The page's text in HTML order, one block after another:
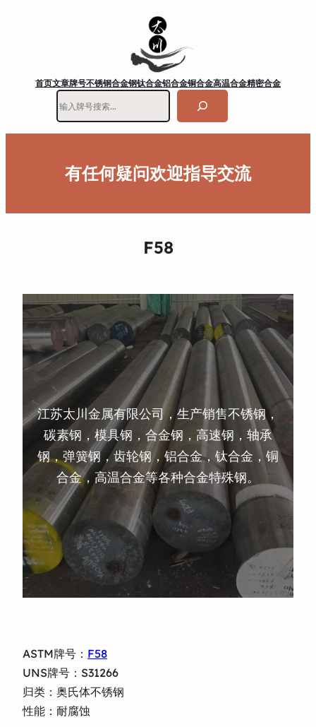
首页文章牌号不锈钢合金钢钛合金铝合金铜合金高温合金精密合金
有任何疑问欢迎指导交流
F58
江苏太川金属有限公司，生产销售不锈钢，
碳素钢，模具钢，合金钢，高速钢，轴承
钢，弹簧钢，齿轮钢，铝合金，钛合金，铜
合金，高温合金等各种合金特殊钢。
ASTM牌号： F58
UNS牌号：S31266
归类：奥氏体不锈钢
性能：耐腐蚀